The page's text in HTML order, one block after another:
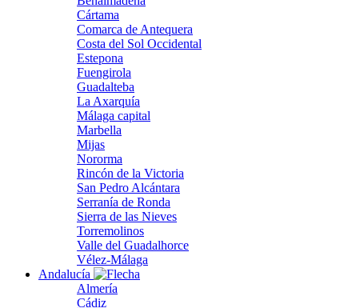
Cártama
Comarca de Antequera
Costa del Sol Occidental
Estepona
Fuengirola
Guadalteba
La Axarquía
Málaga capital
Marbella
Mijas
Nororma
Rincón de la Victoria
San Pedro Alcántara
Serranía de Ronda
Sierra de las Nieves
Torremolinos
Valle del Guadalhorce
Vélez-Málaga
Andalucía
Almería
Cádiz